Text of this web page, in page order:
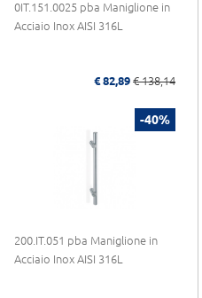
0IT.151.0025 pba Maniglione in
Acciaio Inox AISI 316L
€ 82,89 € 138,14
-40%
200.IT.051 pba Maniglione in
Acciaio Inox AISI 316L